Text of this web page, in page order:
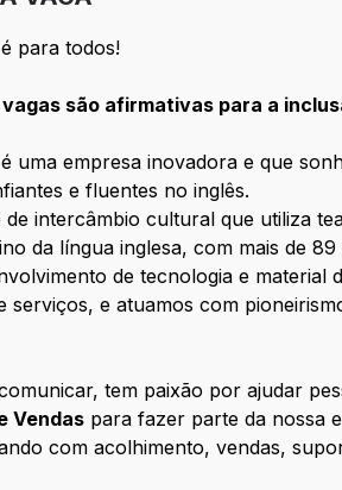
para todos!
são afirmativas para a
uma empresa inovadora e que
e fluentes no inglês.
intercâmbio cultural que utiliza
da língua inglesa, com mais de
de tecnologia e
serviços, e atuamos com
tem paixão por ajudar
Vendas para fazer parte da nossa
com acolhimento, vendas,